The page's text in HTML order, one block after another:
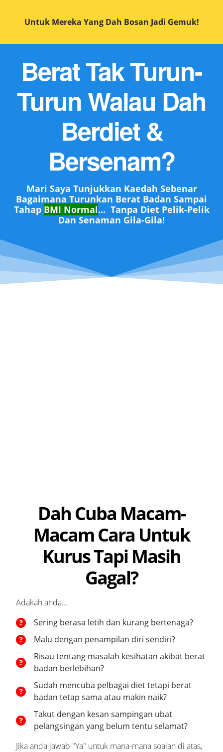
Untuk Mereka Yang Dah Bosan Jadi Gemuk!
Berat Tak Turun-
Turun Walau Dah
Berdiet &
Bersenam?
Mari Saya Tunjukkan Kaedah Sebenar
Bagaimana Turunkan Berat Badan Sampai
Tahap BMI Normal... Tanpa Diet Pelik-Pelik
Dan Senaman Gila-Gila!
Dah Cuba Macam-
Macam Cara Untuk
Kurus Tapi Masih
Gagal?
Adakah anda...
Sering berasa letih dan kurang bertenaga?
Malu dengan penampilan diri sendiri?
Risau tentang masalah kesihatan akibat berat
badan berlebihan?
Sudah mencuba pelbagai diet tetapi berat
badan tetap sama atau makin naik?
Takut dengan kesan sampingan ubat
pelangsingan yang belum tentu selamat?
Jika anda jawab "Ya" untuk mana-mana soalan di atas,